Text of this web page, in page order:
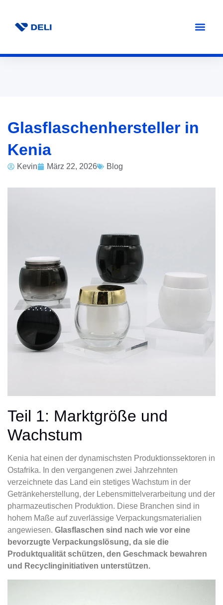
Glasflaschenhersteller in
Kenia
Kevin März 22, 2026 Blog
Teil 1: Marktgröße und
Wachstum
Kenia hat einen der dynamischsten Produktionssektoren in
Ostafrika. In den vergangenen zwei Jahrzehnten
verzeichnete das Land ein stetiges Wachstum in der
Getränkeherstellung, der Lebensmittelverarbeitung und der
pharmazeutischen Produktion. Diese Branchen sind in
hohem Maße auf zuverlässige Verpackungsmaterialien
angewiesen. Glasflaschen sind nach wie vor eine
bevorzugte Verpackungslösung, da sie die
Produktqualität schützen, den Geschmack bewahren
und Recyclinginitiativen unterstützen.